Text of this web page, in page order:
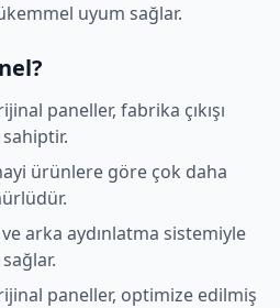
uyum sağlar.
paneller, fabrika çıkışı
ürünlere göre çok daha
arka aydınlatma sistemiyle
paneller, optimize edilmiş